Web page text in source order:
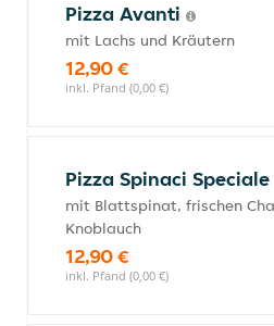
Pizza Avanti
mit Lachs und Kräutern
12,90 €
inkl. Pfand (0,00 €)
Pizza Spinaci Speciale
mit Blattspinat, frischen
Knoblauch
12,90 €
inkl. Pfand (0,00 €)